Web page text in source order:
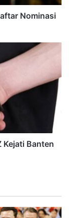
Nominasi
Kejati Banten